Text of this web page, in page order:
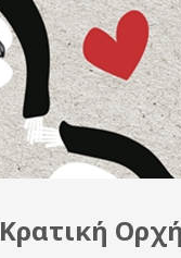
Κρατική